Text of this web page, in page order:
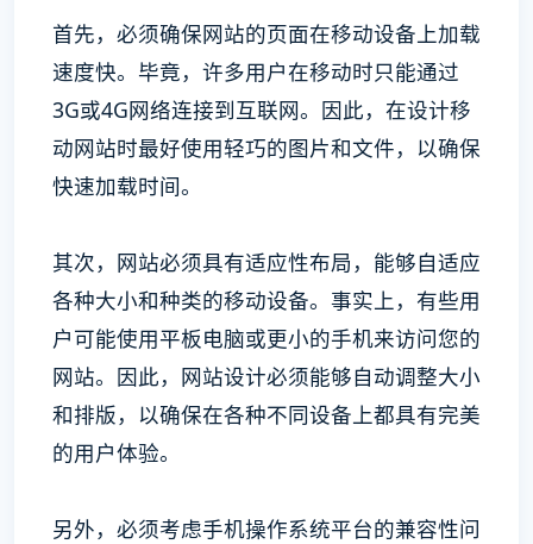
首先，必须确保网站的页面在移动设备上加载
速度快。毕竟，许多用户在移动时只能通过
3G或4G网络连接到互联网。因此，在设计移
动网站时最好使用轻巧的图片和文件，以确保
快速加载时间。
其次，网站必须具有适应性布局，能够自适应
各种大小和种类的移动设备。事实上，有些用
户可能使用平板电脑或更小的手机来访问您的
网站。因此，网站设计必须能够自动调整大小
和排版，以确保在各种不同设备上都具有完美
的用户体验。
另外，必须考虑手机操作系统平台的兼容性问